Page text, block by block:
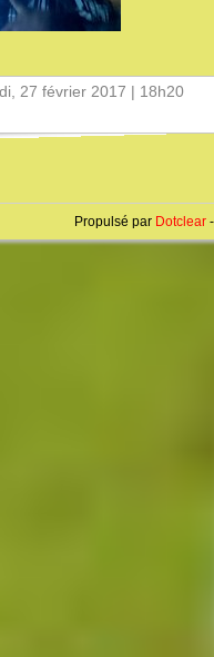
27 février 2017 | 18h20
Propulsé par Dotclear